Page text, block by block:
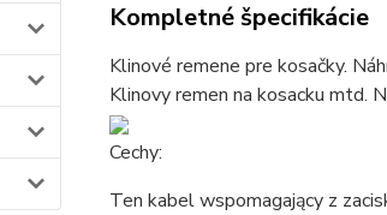
Kompletné špecifikácie
Klinové remene pre kosačky.
Klinovy remen na kosacku mtd.
Cechy:
Ten kabel wspomagający z